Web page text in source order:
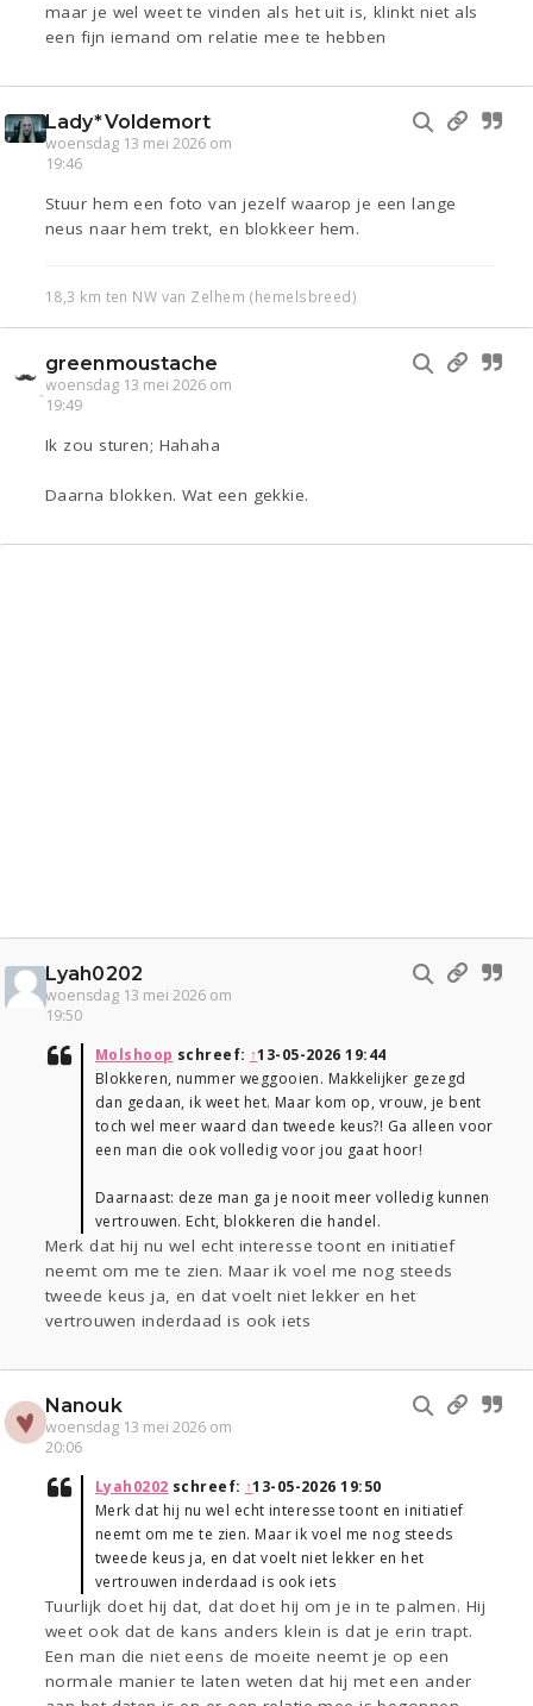
maar je wel weet te vinden als het uit is, klinkt niet als
een fijn iemand om relatie mee te hebben
Lady*Voldemort
woensdag 13 mei 2026 om
19:46
Stuur hem een foto van jezelf waarop je een lange
neus naar hem trekt, en blokkeer hem.
18,3 km ten NW van Zelhem (hemelsbreed)
greenmoustache
woensdag 13 mei 2026 om
19:49
Ik zou sturen; Hahaha
Daarna blokken. Wat een gekkie.
Lyah0202
woensdag 13 mei 2026 om
19:50
Molshoop schreef: ↑13-05-2026 19:44
Blokkeren, nummer weggooien. Makkelijker gezegd
dan gedaan, ik weet het. Maar kom op, vrouw, je bent
toch wel meer waard dan tweede keus?! Ga alleen voor
een man die ook volledig voor jou gaat hoor!
Daarnaast: deze man ga je nooit meer volledig kunnen
vertrouwen. Echt, blokkeren die handel.
Merk dat hij nu wel echt interesse toont en initiatief
neemt om me te zien. Maar ik voel me nog steeds
tweede keus ja, en dat voelt niet lekker en het
vertrouwen inderdaad is ook iets
Nanouk
woensdag 13 mei 2026 om
20:06
Lyah0202 schreef: ↑13-05-2026 19:50
Merk dat hij nu wel echt interesse toont en initiatief
neemt om me te zien. Maar ik voel me nog steeds
tweede keus ja, en dat voelt niet lekker en het
vertrouwen inderdaad is ook iets
Tuurlijk doet hij dat, dat doet hij om je in te palmen. Hij
weet ook dat de kans anders klein is dat je erin trapt.
Een man die niet eens de moeite neemt je op een
normale manier te laten weten dat hij met een ander